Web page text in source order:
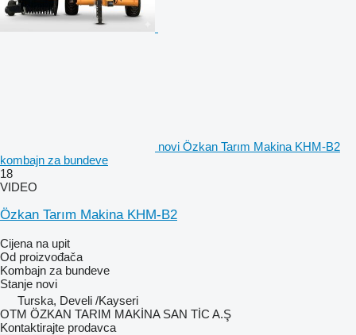
novi Özkan Tarım Makina KHM-B2
kombajn za bundeve
18
VIDEO
Özkan Tarım Makina KHM-B2
Cijena na upit
Od proizvođača
Kombajn za bundeve
Stanje novi
Turska, Develi /Kayseri
OTM ÖZKAN TARIM MAKİNA SAN TİC A.Ş
Kontaktirajte prodavca